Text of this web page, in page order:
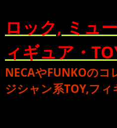
ロック, ミュ
ィギュア・
NECAやFUNKOのコ
ジシャン系TOY,フ